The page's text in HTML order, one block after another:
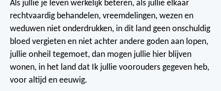
Als jullie je leven werkelijk beteren, als jullie elkaar
rechtvaardig behandelen, vreemdelingen, wezen en
weduwen niet onderdrukken, in dit land geen onschuldig
bloed vergieten en niet achter andere goden aan lopen,
jullie onheil tegemoet, dan mogen jullie hier blijven
wonen, in het land dat Ik jullie voorouders gegeven heb,
voor altijd en eeuwig.